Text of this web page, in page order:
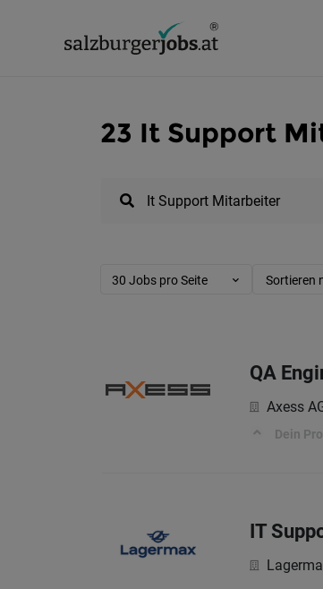
23 It Support
30 Jobs pro Seite Sortieren
QA
Axess
Dein
IT